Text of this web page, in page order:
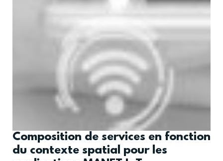
Composition de services en fonction
du contexte spatial pour les